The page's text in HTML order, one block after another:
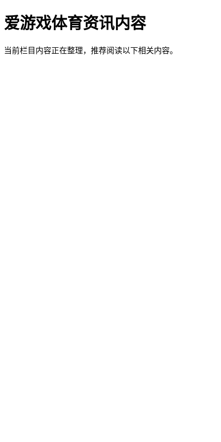
爱游戏体育资讯内容
当前栏目内容正在整理，推荐阅读以下相关内容。